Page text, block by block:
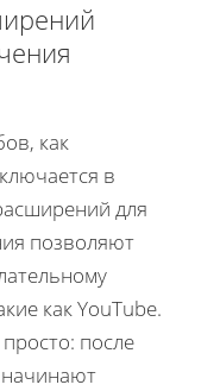
как
в
для
позволяют
как YouTube.
после
начинают